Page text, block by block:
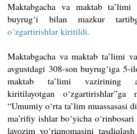
Maktabgacha va maktab
buyrug‘i bilan mazkur
o‘zgartirishlar kiritildi.
Maktabgacha va maktab ta’limi
avgustdagi 308-son buyrug‘iga 5-
maktab ta’limi vazirining
kiritilayotgan o‘zgartirishlar”ga
“Umumiy o‘rta ta’lim muassasasi
ma’rifiy ishlar bo‘yicha
lavozim yo‘riqnomasini